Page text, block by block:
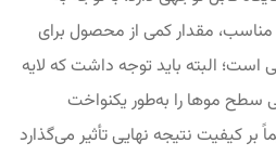
مناسب، مقدار کمی از محصول برای
البته باید توجه داشت که لایه
سطح موها را به‌طور یکنواخت
کیفیت نتیجه نهایی تأثیر می‌گذارد